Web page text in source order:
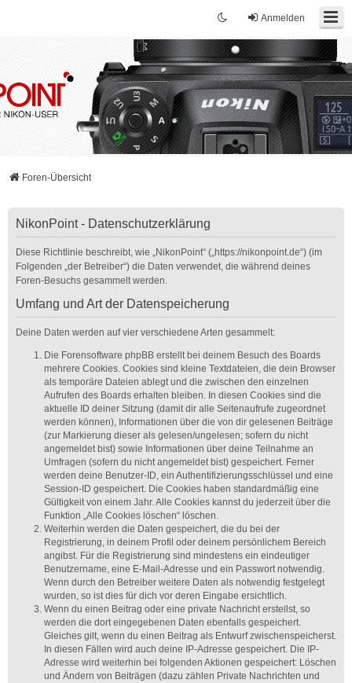
Anmelden
Foren-Übersicht
NikonPoint - Datenschutzerklärung
Diese Richtlinie beschreibt, wie „NikonPoint“ („https://nikonpoint.de“) (im
Folgenden „der Betreiber“) die Daten verwendet, die während deines
Foren-Besuchs gesammelt werden.
Umfang und Art der Datenspeicherung
Deine Daten werden auf vier verschiedene Arten gesammelt:
Die Forensoftware phpBB erstellt bei deinem Besuch des Boards
mehrere Cookies. Cookies sind kleine Textdateien, die dein Browser
als temporäre Dateien ablegt und die zwischen den einzelnen
Aufrufen des Boards erhalten bleiben. In diesen Cookies sind die
aktuelle ID deiner Sitzung (damit dir alle Seitenaufrufe zugeordnet
werden können), Informationen über die von dir gelesenen Beiträge
(zur Markierung dieser als gelesen/ungelesen; sofern du nicht
angemeldet bist) sowie Informationen über deine Teilnahme an
Umfragen (sofern du nicht angemeldet bist) gespeichert. Ferner
werden deine Benutzer-ID, ein Authentifizierungsschlüssel und eine
Session-ID gespeichert. Die Cookies haben standardmäßig eine
Gültigkeit von einem Jahr. Alle Cookies kannst du jederzeit über die
Funktion „Alle Cookies löschen“ löschen.
Weiterhin werden die Daten gespeichert, die du bei der
Registrierung, in deinem Profil oder deinem persönlichem Bereich
angibst. Für die Registrierung sind mindestens ein eindeutiger
Benutzername, eine E-Mail-Adresse und ein Passwort notwendig.
Wenn durch den Betreiber weitere Daten als notwendig festgelegt
wurden, so ist dies für dich vor deren Eingabe ersichtlich.
Wenn du einen Beitrag oder eine private Nachricht erstellst, so
werden die dort eingegebenen Daten ebenfalls gespeichert.
Gleiches gilt, wenn du einen Beitrag als Entwurf zwischenspeicherst.
In diesen Fällen wird auch deine IP-Adresse gespeichert. Die IP-
Adresse wird weiterhin bei folgenden Aktionen gespeichert: Löschen
und Ändern von Beiträgen (dazu zählen Private Nachrichten und